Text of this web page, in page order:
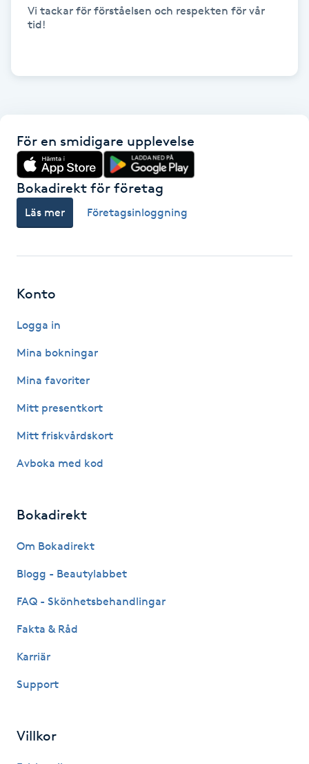
Gellack med förstärkning
Gruppträning
Gua Sha-massage
H
Hatha Yoga
Herrklippning
HIFU
Hot Stone Massage
Hudföryngring
Huduppstramning
Hyaluronsyra
Hyperhidros
Hypnos
Vi tackar för förståelsen och respekten för vår
tid!
För en smidigare upplevelse
Bokadirekt för företag
Läs mer Företagsinloggning
Konto
Logga in
Mina bokningar
Mina favoriter
Mitt presentkort
Mitt friskvårdskort
Avboka med kod
Bokadirekt
Om Bokadirekt
Blogg - Beautylabbet
FAQ - Skönhetsbehandlingar
Fakta & Råd
Karriär
Support
Villkor